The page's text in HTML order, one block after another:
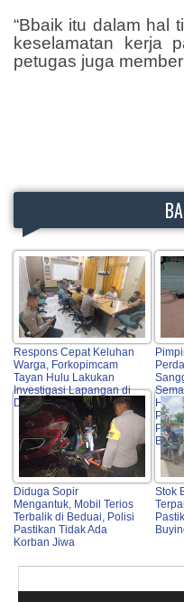
“Bbaik itu dalam hal
keselamatan kerja
petugas juga
Respons Cepat Keluhan
Warga, Forkopimcam
Tayan Hulu Lakukan
Investigasi Lapangan di
DAS Lape
Diduga Sopir
Mengantuk, Mobil Terios
Terbalik di Beduai, Polisi
Pastikan Tidak Ada
Korban Jiwa
Stok